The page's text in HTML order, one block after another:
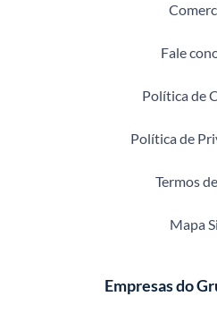
Fale
Política de
Política de
Termos
Mapa
Empresas do